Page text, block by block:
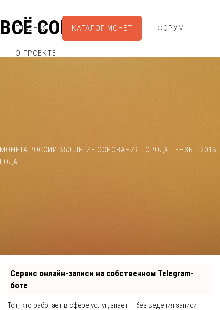
ВСЁ СОБРАЛ
ГЛАВНАЯ КАТАЛОГ МОНЕТ ФОРУМ
О ПРОЕКТЕ
МОНЕТА РОССИИ 350-ЛЕТИЕ ОСНОВАНИЯ ГОРОДА ПЕНЗЫ - 2013
ГОДА
Сервис онлайн-записи на собственном Telegram-
боте
Тот, кто работает в сфере услуг, знает — без ведения записи